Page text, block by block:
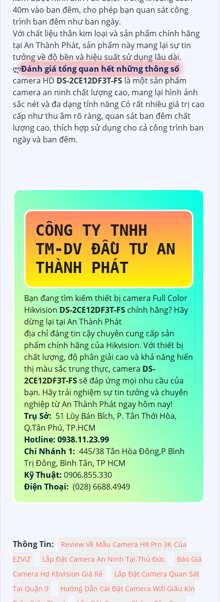
40m vào ban đêm, cho phép bạn quan sát công
trình ban đêm như ban ngày.
Với chất liệu thân kim loại và sản phẩm chính hãng
tại An Thành Phát, sản phẩm này mang lại sự tin
tưởng về độ bền và hiệu suất sử dụng lâu dài.
ლĐánh giá tổng quan hết những thông số
camera HDDS-2CE12DF3T-FSlà một sản phẩm
camera an ninh chất lượng cao, mang lại hình ảnh
sắc nét và đa dạng tính năng Có rất nhiều giá trị cao
cấp như thu âm rõ ràng, quan sát ban đêm chất
lượng cao, thích hợp sử dụng cho cả công trình ban
ngày và ban đêm.
CÔNG TY TNHH
TM-DV ĐẦU TƯ AN
THÀNH PHÁT
Bạn đang tìm kiếm thiết bị camera Full Color
Hikvision DS-2CE12DF3T-FS chính hãng? Hãy
dừng lại tại An Thành Phát
địa chỉ đáng tin cậy chuyên cung cấp sản
phẩm chính hãng của Hikvision. Với thiết bị
chất lượng, độ phân giải cao và khả năng hiển
thị màu sắc trung thực, camera DS-
2CE12DF3T-FSsẽ đáp ứng mọi nhu cầu của
bạn. Hãy trải nghiệm sự tin tưởng và chuyên
nghiệp từ An Thành Phát ngay hôm nay!
Trụ Sở: 51 Lũy Bán Bích, P. Tân Thới Hòa,
Q.Tân Phú, TP.HCM
Hotline: 0938.11.23.99
Chi Nhánh 1: 445/38 Tân Hòa Đông,P Bình
Trị Đông, Bình Tân, TP HCM
Kỹ Thuật: 0906.855.330
Điện Thoại: (028) 6688.4949
Thông Tin:
Review Về Mẫu Camera H8 Pro 3K Của
EZVIZ
Lắp Đặt Camera An Ninh Tại Thủ Đức
Báo Giá
Camera Hd Kbvision Giá Rẻ
Lắp Đặt Camera Quan Sát
Tại Quận 9
Hướng Dẫn Cài Đặt Camera Wifi Giấu Kín